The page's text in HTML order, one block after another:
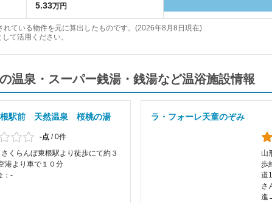
5.33万円
れている物件を元に算出したものです。(2026年8月8日現在)
て活用ください。
温泉・スーパー銭湯・銭湯など温浴施設情報
根駅前 天然温泉 桜桃の湯
-点 /0件
さくらんぼ東根駅より徒歩にて約３
港より車で１０分
：-
ラ・フォーレ天童のぞみ
山
歩
道
さ
進